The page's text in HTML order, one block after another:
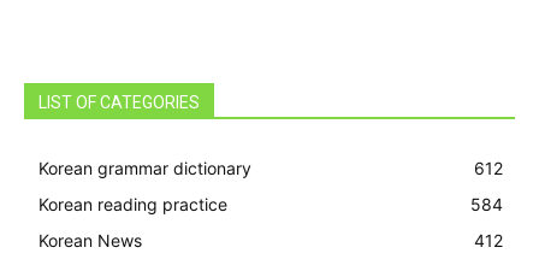
LIST OF CATEGORIES
Korean grammar dictionary
612
Korean reading practice
584
Korean News
412